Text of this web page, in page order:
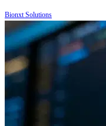
Bionxt Solutions